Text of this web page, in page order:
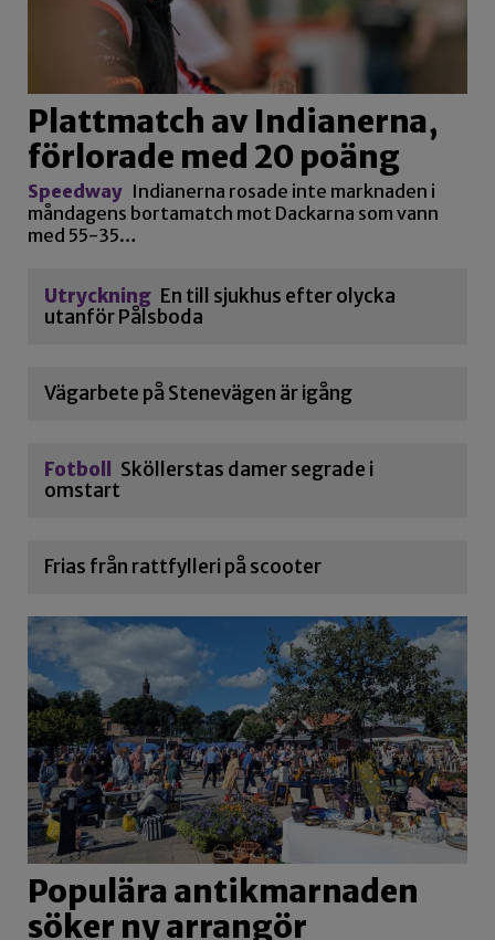
Plattmatch av Indianerna,
förlorade med 20 poäng
Speedway Indianerna rosade inte marknaden i
måndagens bortamatch mot Dackarna som vann
med 55-35…
Utryckning En till sjukhus efter olycka
utanför Pålsboda
Vägarbete på Stenevägen är igång
Fotboll
Sköllerstas damer segrade i
omstart
Frias från rattfylleri på scooter
Populära antikmarnaden
söker ny arrangör